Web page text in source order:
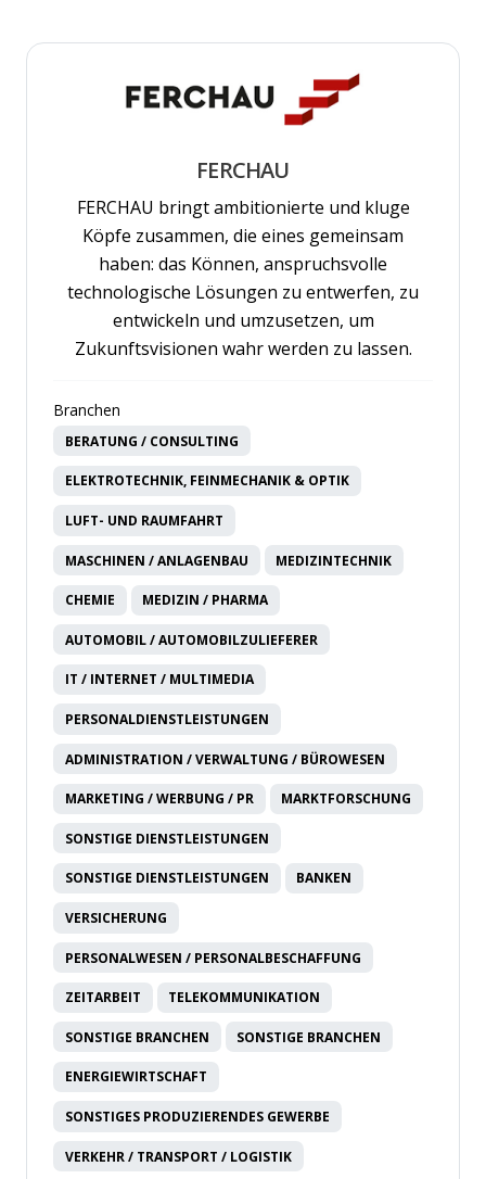
FERCHAU
FERCHAU bringt ambitionierte und kluge
Köpfe zusammen, die eines gemeinsam
haben: das Können, anspruchsvolle
technologische Lösungen zu entwerfen, zu
entwickeln und umzusetzen, um
Zukunftsvisionen wahr werden zu lassen.
Branchen
BERATUNG / CONSULTING
ELEKTROTECHNIK, FEINMECHANIK & OPTIK
LUFT- UND RAUMFAHRT
MASCHINEN / ANLAGENBAU MEDIZINTECHNIK
CHEMIE MEDIZIN / PHARMA
AUTOMOBIL / AUTOMOBILZULIEFERER
IT / INTERNET / MULTIMEDIA
PERSONALDIENSTLEISTUNGEN
ADMINISTRATION / VERWALTUNG / BÜROWESEN
MARKETING / WERBUNG / PR MARKTFORSCHUNG
SONSTIGE DIENSTLEISTUNGEN
SONSTIGE DIENSTLEISTUNGEN BANKEN
VERSICHERUNG
PERSONALWESEN / PERSONALBESCHAFFUNG
ZEITARBEIT TELEKOMMUNIKATION
SONSTIGE BRANCHEN SONSTIGE BRANCHEN
ENERGIEWIRTSCHAFT
SONSTIGES PRODUZIERENDES GEWERBE
VERKEHR / TRANSPORT / LOGISTIK